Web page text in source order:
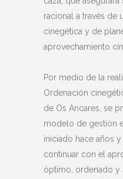
racional a través de
cinegética y de
aprovechamiento
Por medio de la
Ordenación
de Os Ancares, se
modelo de gestión
iniciado hace años
continuar con el
óptimo, ordenado y